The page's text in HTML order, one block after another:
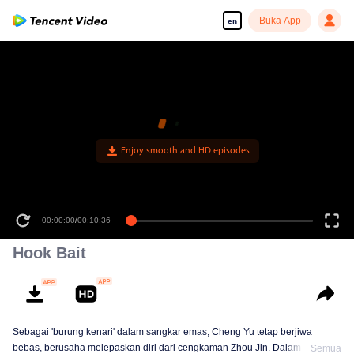
en Buka App
00:00:00/00:10:36
Hook Bait
Sebagai 'burung kenari' dalam sangkar emas, Cheng Yu tetap berjiwa
bebas, berusaha melepaskan diri dari cengkaman Zhou Jin. Dalam satuSemua